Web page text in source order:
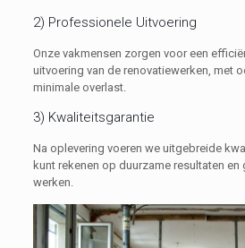
2) Professionele Uitvoering
Onze vakmensen zorgen voor een
uitvoering van de renovatiewerken, met
minimale overlast.
3) Kwaliteitsgarantie
Na oplevering voeren we uitgebreide
kunt rekenen op duurzame resultaten en
werken.